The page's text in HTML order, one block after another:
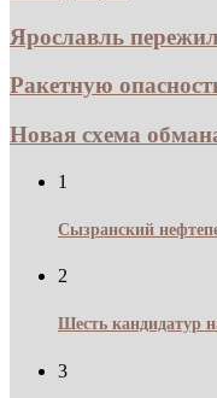
Ярославль
Ракетную
Новая схема
1
Сызранский
2
Шесть кандидатур
3